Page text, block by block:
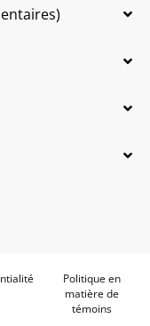
page
Politique en
matière de
témoins